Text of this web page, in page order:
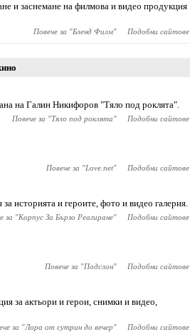
и заснемане на филмова и видео продукция
Повече за "Бленд Филм" Подобни сайтове
на Галин Никифоров "Тяло под роклята".
Повече за "Тяло под роклята" Подобни сайтове
Повече за "Love.net" Подобни сайтове
историята и героите, фото и видео галерия.
за "Корпус За Бързо Реагиране" Подобни сайтове
Повече за "Подслон" Подобни сайтове
за актьори и герои, снимки и видео,
за "Лора от сутрин до вечер" Подобни сайтове